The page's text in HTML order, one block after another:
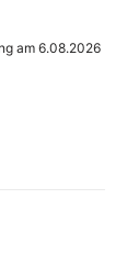
am 6.08.2026